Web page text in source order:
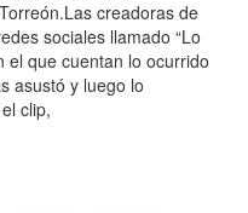
creadoras de
sociales llamado “Lo
el que cuentan lo ocurrido
asustó y luego lo
clip,